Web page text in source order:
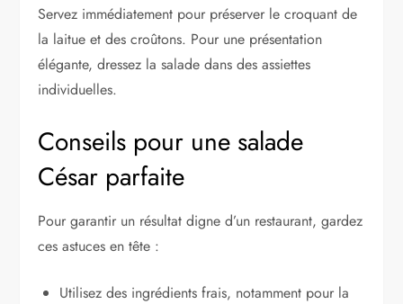
Servez immédiatement pour préserver le croquant de
la laitue et des croûtons. Pour une présentation
élégante, dressez la salade dans des assiettes
individuelles.
Conseils pour une salade
César parfaite
Pour garantir un résultat digne d’un restaurant, gardez
ces astuces en tête :
Utilisez des ingrédients frais, notamment pour la